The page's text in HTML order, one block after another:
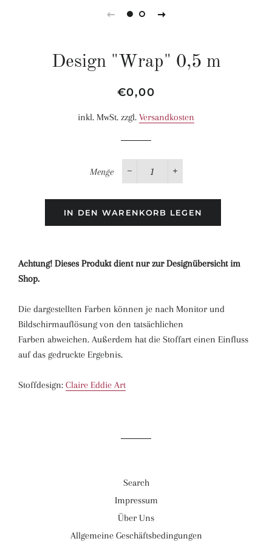
Design "Wrap" 0,5 m
Normaler
Sonderpreis
€0,00
inkl. MwSt. zzgl. Versandkosten
Menge
−
+
IN DEN WARENKORB LEGEN
Achtung! Dieses Produkt dient nur zur Designübersicht im
Shop.
Die dargestellten Farben können je nach Monitor und
Bildschirmauflösung von den tatsächlichen
Farben abweichen. Außerdem hat die Stoffart einen Einfluss
auf das gedruckte Ergebnis.
Stoffdesign: Claire Eddie Art
Search
Impressum
Über Uns
Allgemeine Geschäftsbedingungen